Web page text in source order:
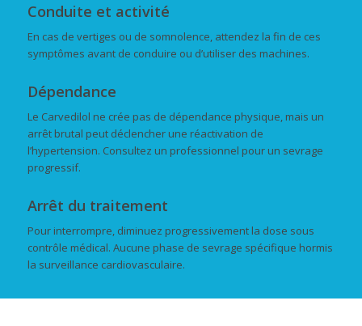
Conduite et activité
En cas de vertiges ou de somnolence, attendez la fin de ces
symptômes avant de conduire ou d’utiliser des machines.
Dépendance
Le Carvedilol ne crée pas de dépendance physique, mais un
arrêt brutal peut déclencher une réactivation de
l’hypertension. Consultez un professionnel pour un sevrage
progressif.
Arrêt du traitement
Pour interrompre, diminuez progressivement la dose sous
contrôle médical. Aucune phase de sevrage spécifique hormis
la surveillance cardiovasculaire.